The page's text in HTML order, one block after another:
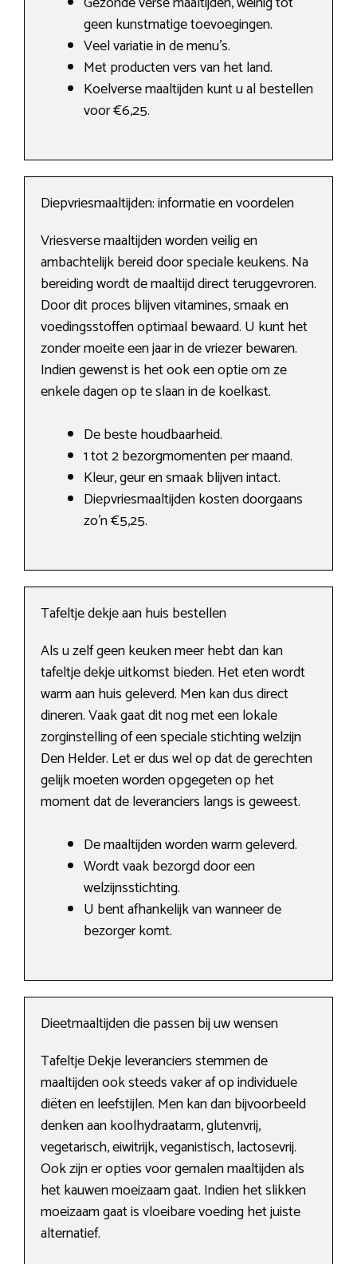
geen kunstmatige toevoegingen.
Veel variatie in de menu’s.
Met producten vers van het land.
Koelverse maaltijden kunt u al bestellen
voor €6,25.
Diepvriesmaaltijden: informatie en voordelen
Vriesverse maaltijden worden veilig en
ambachtelijk bereid door speciale keukens. Na
bereiding wordt de maaltijd direct teruggevroren.
Door dit proces blijven vitamines, smaak en
voedingsstoffen optimaal bewaard. U kunt het
zonder moeite een jaar in de vriezer bewaren.
Indien gewenst is het ook een optie om ze
enkele dagen op te slaan in de koelkast.
De beste houdbaarheid.
1 tot 2 bezorgmomenten per maand.
Kleur, geur en smaak blijven intact.
Diepvriesmaaltijden kosten doorgaans
zo’n €5,25.
Tafeltje dekje aan huis bestellen
Als u zelf geen keuken meer hebt dan kan
tafeltje dekje uitkomst bieden. Het eten wordt
warm aan huis geleverd. Men kan dus direct
dineren. Vaak gaat dit nog met een lokale
zorginstelling of een speciale stichting welzijn
Den Helder. Let er dus wel op dat de gerechten
gelijk moeten worden opgegeten op het
moment dat de leveranciers langs is geweest.
De maaltijden worden warm geleverd.
Wordt vaak bezorgd door een
welzijnsstichting.
U bent afhankelijk van wanneer de
bezorger komt.
Dieetmaaltijden die passen bij uw wensen
Tafeltje Dekje leveranciers stemmen de
maaltijden ook steeds vaker af op individuele
diëten en leefstijlen. Men kan dan bijvoorbeeld
denken aan koolhydraatarm, glutenvrij,
vegetarisch, eiwitrijk, veganistisch, lactosevrij.
Ook zijn er opties voor gemalen maaltijden als
het kauwen moeizaam gaat. Indien het slikken
moeizaam gaat is vloeibare voeding het juiste
alternatief.